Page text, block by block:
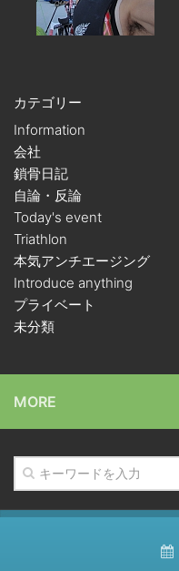
カテゴリー
Information
会社
鎖骨日記
自論・反論
Today's event
Triathlon
本気アンチエージング
Introduce anything
プライベート
未分類
MORE